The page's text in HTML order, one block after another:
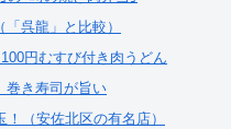
呉龍」と比較）
円むすび付き肉うどん
巻き寿司が旨い
（安佐北区の有名店）